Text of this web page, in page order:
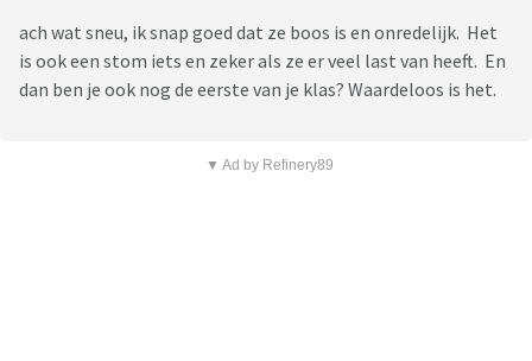
ach wat sneu, ik snap goed dat ze boos is en onredelijk. Het
is ook een stom iets en zeker als ze er veel last van heeft. En
dan ben je ook nog de eerste van je klas? Waardeloos is het.
▼ Ad by Refinery89